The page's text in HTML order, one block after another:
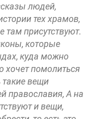
людей,
тех храмов,
там присутствуют.
которые
куда можно
хочет помолиться
такие вещи
православия, А на
и вещи,